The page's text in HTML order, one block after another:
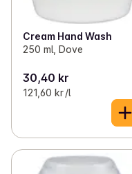
Cream Hand Wash
250 ml, Dove
30,40 kr
121,60 kr /l